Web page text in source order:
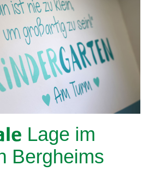
Lage im
Bergheims